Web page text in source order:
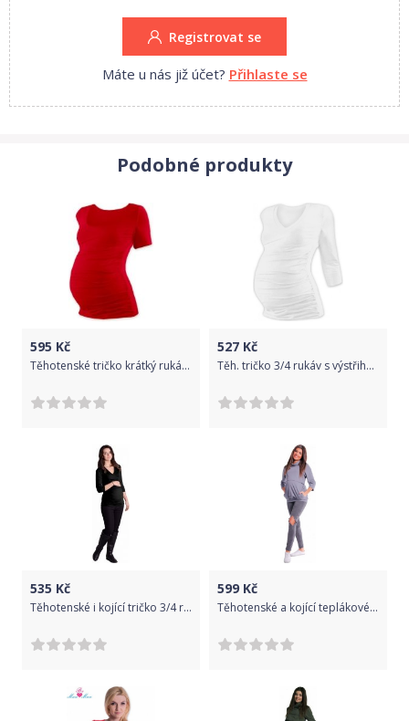
rukávu 52cm.
Vel. M:
délka od ramen 70cm, šířka přes hrudník 2 x 56 cm, délka
rukávu 52cm.
Vel. L:
délka od ramen 70cm, šířka přes hrudník 2 x 59 cm, délka
rukávu 52cm.
Registrovat se
Máte u nás již účet? Přihlaste se
Podobné produkty
595 Kč
Těhotenské tričko krátký rukáv - JOHANKA - červená velikost S/M
527 Kč
Těh. tričko 3/4 rukáv s výstřihem do V - smetanové, Velikosti těh. moda S/M
535 Kč
Těhotenské i kojící tričko 3/4 rukáv - PŘEKLÁDANÉ tmavý grafit velikost L/XL
599 Kč
Těhotenské a kojící teplákové triko - metalická šeď, Velikosti těh. moda S (36)